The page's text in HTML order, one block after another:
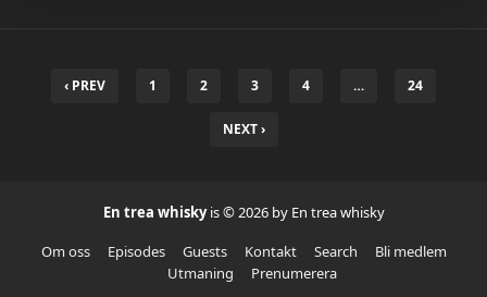
‹ PREV 1 2 3 4 … 24
NEXT ›
En trea whiskyis © 2026 by En trea whisky
Om oss
Episodes Guests Kontakt Search
Bli medlem
Utmaning
Prenumerera